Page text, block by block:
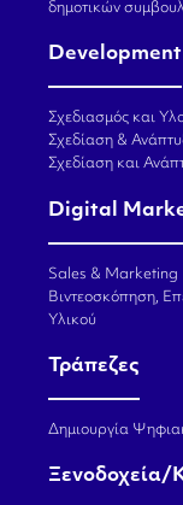
δημοτικών
Development
Σχεδιασμός και
Σχεδίαση &
Σχεδίαση και
Digital
Sales & Marketing
Βιντεοσκόπηση,
Υλικού
Τράπεζες
Δημιουργία
Ξενοδοχεία/